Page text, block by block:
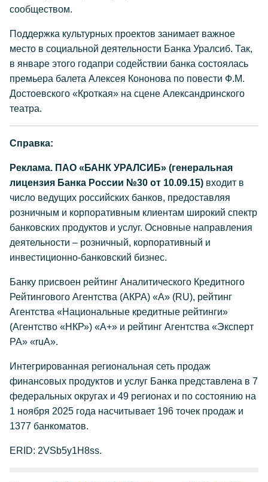
сообществом.
Поддержка культурных проектов занимает важное
место в социальной деятельности Банка Уралсиб. Так,
в январе этого годапри содействии банка состоялась
премьера балета Алексея Кононова по повести Ф.М.
Достоевского «Кроткая» на сцене Александринского
театра.
Справка:
Реклама. ПАО «БАНК УРАЛСИБ» (генеральная
лицензия Банка России №30 от 10.09.15) входит в
число ведущих российских банков, предоставляя
розничным и корпоративным клиентам широкий спектр
банковских продуктов и услуг. Основные направления
деятельности – розничный, корпоративный и
инвестиционно-банковский бизнес.
Банку присвоен рейтинг Аналитического Кредитного
Рейтингового Агентства (АКРА) «А» (RU), рейтинг
Агентства «Национальные кредитные рейтинги»
(Агентство «НКР») «А+» и рейтинг Агентства «Эксперт
РА» «ruА».
Интегрированная региональная сеть продаж
финансовых продуктов и услуг Банка представлена в 7
федеральных округах и 49 регионах и по состоянию на
1 ноября 2025 года насчитывает 196 точек продаж и
1377 банкоматов.
ERID: 2VSb5y1H8ss.